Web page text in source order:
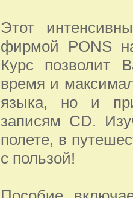
Этот
фирмой PONS
Курс позволит
время и
языка, но и
записям CD.
полете, в
с пользой!